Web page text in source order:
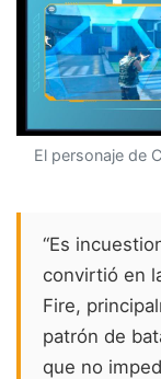
El personaje de
“Es
convirtió en
Fire,
patrón de
que no